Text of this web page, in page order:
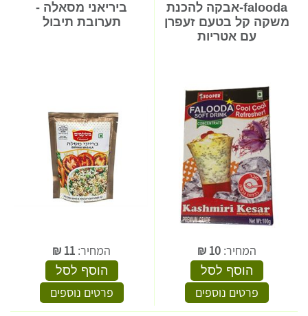
falooda-אבקה להכנת
משקה קל בטעם זעפרן
עם אטריות
המחיר: 10
₪
הוסף לסל
פרטים נוספים
ביריאני מסאלה -
תערובת תיבול
המחיר: 11
₪
הוסף לסל
פרטים נוספים